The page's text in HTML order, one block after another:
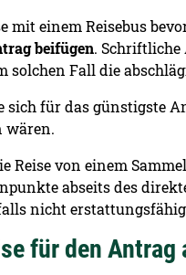
mit einem Reisebus
beifügen. Schriftliche
solchen Fall die
sich für das günstigste
wären.
Reise von einem
abseits des
nicht
für den